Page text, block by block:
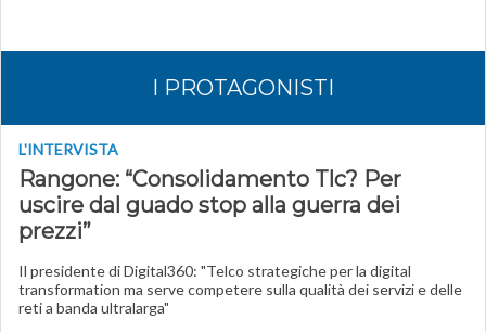
I PROTAGONISTI
L'INTERVISTA
Rangone: “Consolidamento Tlc? Per
uscire dal guado stop alla guerra dei
prezzi”
Il presidente di Digital360: "Telco strategiche per la digital
transformation ma serve competere sulla qualità dei servizi e delle
reti a banda ultralarga"